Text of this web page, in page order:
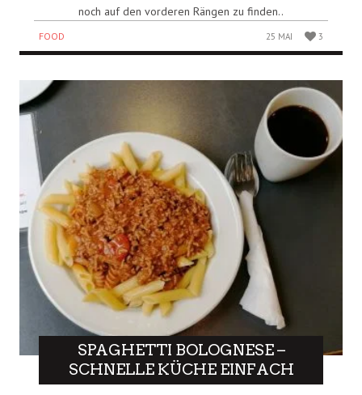
noch auf den vorderen Rängen zu finden..
FOOD 25 MAI 3
SPAGHETTI BOLOGNESE –
SCHNELLE KÜCHE EINFACH